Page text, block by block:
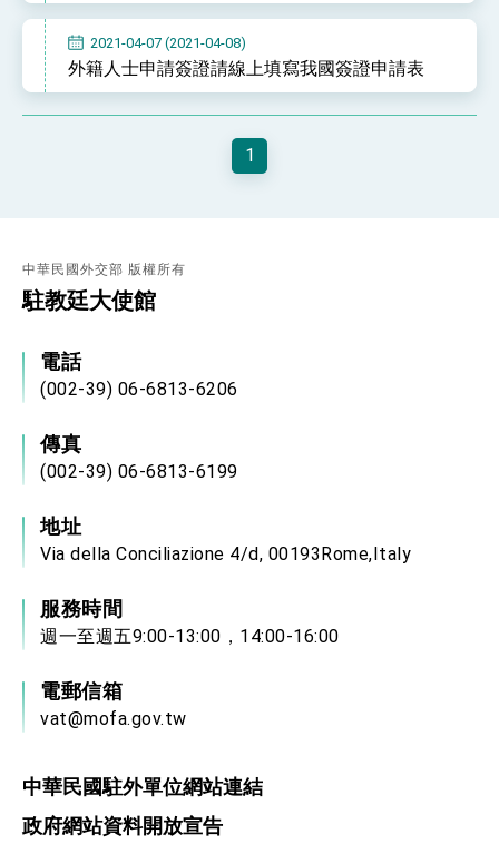
命運
變局中 奮起的新臺灣 總統發表國慶演說
團結 迎風轉型 穩健前行
賴總統就職演說影片
我國政府將在美國亞利桑納州設立「駐鳳凰城辦
事處」，進一步深化台美交流合作
2021-04-07 (2021-04-08)
外籍人士申請簽證請線上填寫我國簽證申請表
1
中華民國外交部 版權所有
駐教廷大使館
電話
(002-39) 06-6813-6206
傳真
(002-39) 06-6813-6199
地址
Via della Conciliazione 4/d, 00193Rome,Italy
服務時間
週一至週五9:00-13:00，14:00-16:00
電郵信箱
vat@mofa.gov.tw
中華民國駐外單位網站連結
政府網站資料開放宣告